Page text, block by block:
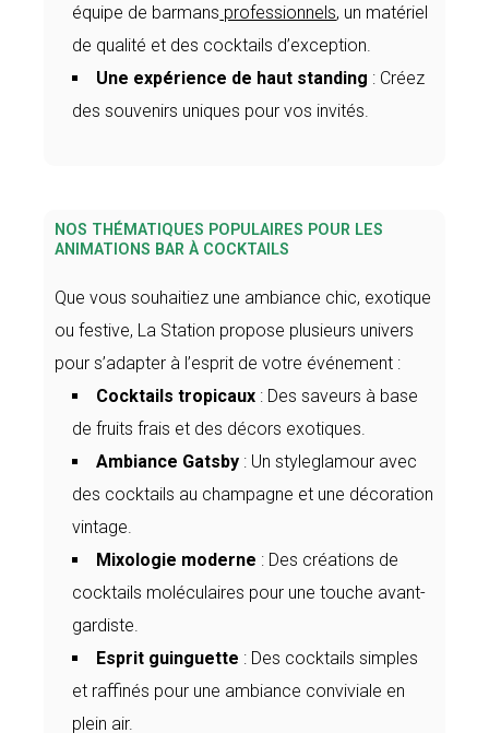
équipe de barmans professionnels, un matériel
de qualité et des cocktails d’exception.
Une expérience de haut standing : Créez
des souvenirs uniques pour vos invités.
NOS THÉMATIQUES POPULAIRES POUR LES
ANIMATIONS BAR À COCKTAILS
Que vous souhaitiez une ambiance chic, exotique
ou festive, La Station propose plusieurs univers
pour s’adapter à l’esprit de votre événement :
Cocktails tropicaux : Des saveurs à base
de fruits frais et des décors exotiques.
Ambiance Gatsby : Un styleglamour avec
des cocktails au champagne et une décoration
vintage.
Mixologie moderne : Des créations de
cocktails moléculaires pour une touche avant-
gardiste.
Esprit guinguette : Des cocktails simples
et raffinés pour une ambiance conviviale en
plein air.